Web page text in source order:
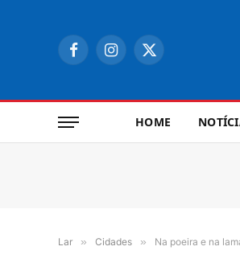
FacebookInstagram
X
HOME
Lar » Cidades » Na poeira e na